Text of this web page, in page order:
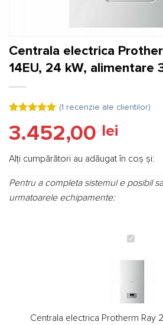
Centrala electrica
14EU, 24 kW, alimentare
5.00
din 5
pe baza
singure
(1 recenzie ale clientilor)
3.452,00 lei
Alți cumpărători au adăugat în coș și:
Pentru a completa sistemul e posibil
urmatoarele echipamente:
Centrala
24
14EU,
Centrala electrica Protherm Ray